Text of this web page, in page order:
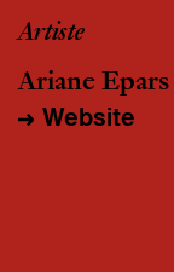
Artiste
Ariane Epars
Website